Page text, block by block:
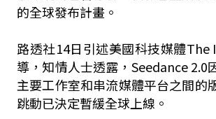
的全球發布計畫。
路透社14日引述美國科技媒體
導，知情人士透露，Seedance 2.0
主要工作室和串流媒體平台之間的
跳動已決定暫緩全球上線。